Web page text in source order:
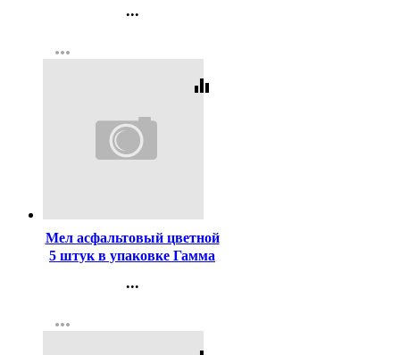
2308193
...
Регистрация
more_horiz
equalizer
Мел асфальтовый цветной
5 штук в упаковке Гамма
...
Регистрация
more_horiz